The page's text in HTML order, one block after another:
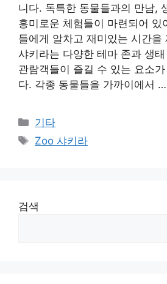
니다. 독특한 동물들과의 만남,
흥미로운 체험들이 마련되어 있
들에게 알차고 재미있는 시간을
샤키라는 다양한 테마 존과 생
관람객들이 즐길 수 있는 요소
다. 각종 동물들을 가까이에서 …
Categories
기타
Tags
Zoo 샤키라
검색